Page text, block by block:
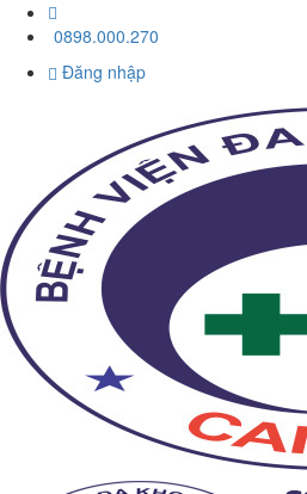
0898.000.270
Đăng nhập